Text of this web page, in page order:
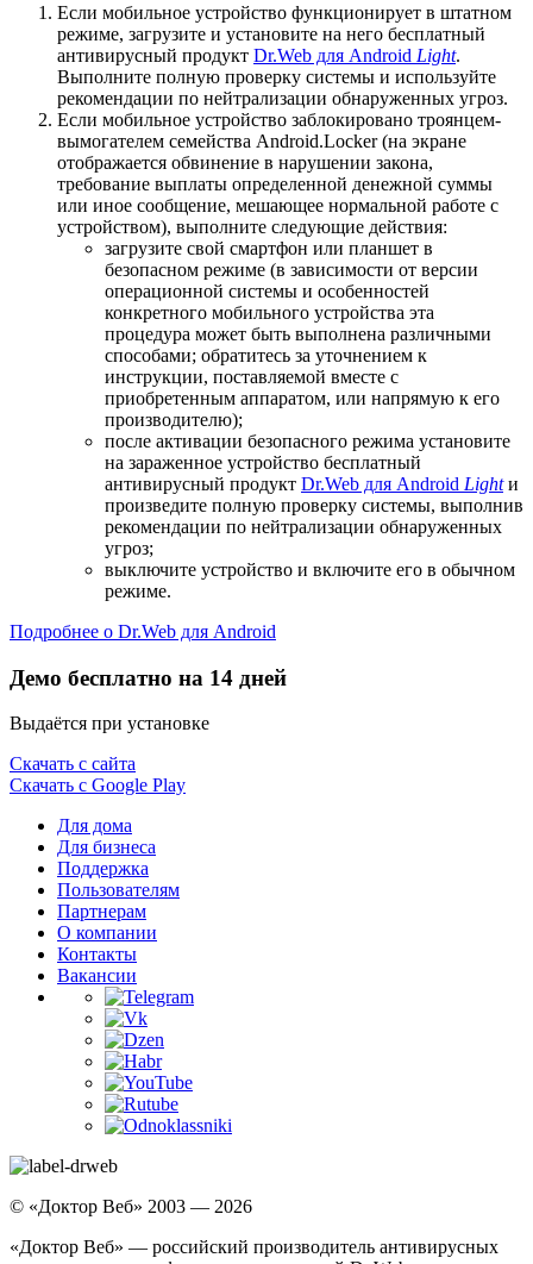
Если мобильное устройство функционирует в штатном
режиме, загрузите и установите на него бесплатный
антивирусный продукт Dr.Web для Android Light.
Выполните полную проверку системы и используйте
рекомендации по нейтрализации обнаруженных угроз.
Если мобильное устройство заблокировано троянцем-
вымогателем семейства Android.Locker (на экране
отображается обвинение в нарушении закона,
требование выплаты определенной денежной суммы
или иное сообщение, мешающее нормальной работе с
устройством), выполните следующие действия:
загрузите свой смартфон или планшет в
безопасном режиме (в зависимости от версии
операционной системы и особенностей
конкретного мобильного устройства эта
процедура может быть выполнена различными
способами; обратитесь за уточнением к
инструкции, поставляемой вместе с
приобретенным аппаратом, или напрямую к его
производителю);
после активации безопасного режима установите
на зараженное устройство бесплатный
антивирусный продукт Dr.Web для Android Lightи
произведите полную проверку системы, выполнив
рекомендации по нейтрализации обнаруженных
угроз;
выключите устройство и включите его в обычном
режиме.
Подробнее о Dr.Web для Android
Демо бесплатно на 14 дней
Выдаётся при установке
Скачать с сайта
Скачать с Google Play
Для дома
Для бизнеса
Поддержка
Пользователям
Партнерам
О компании
Контакты
Вакансии
© «Доктор Веб» 2003 — 2026
«Доктор Веб» — российский производитель антивирусных